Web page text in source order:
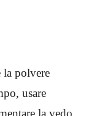
la polvere
usare